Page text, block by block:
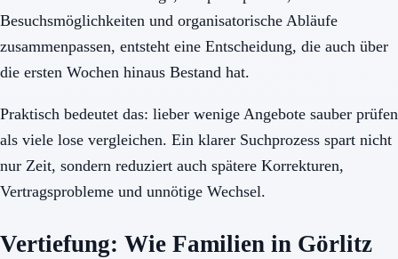
Besuchsmöglichkeiten und organisatorische Abläufe
zusammenpassen, entsteht eine Entscheidung, die auch über
die ersten Wochen hinaus Bestand hat.
Praktisch bedeutet das: lieber wenige Angebote sauber prüfen
als viele lose vergleichen. Ein klarer Suchprozess spart nicht
nur Zeit, sondern reduziert auch spätere Korrekturen,
Vertragsprobleme und unnötige Wechsel.
Vertiefung: Wie Familien in Görlitz